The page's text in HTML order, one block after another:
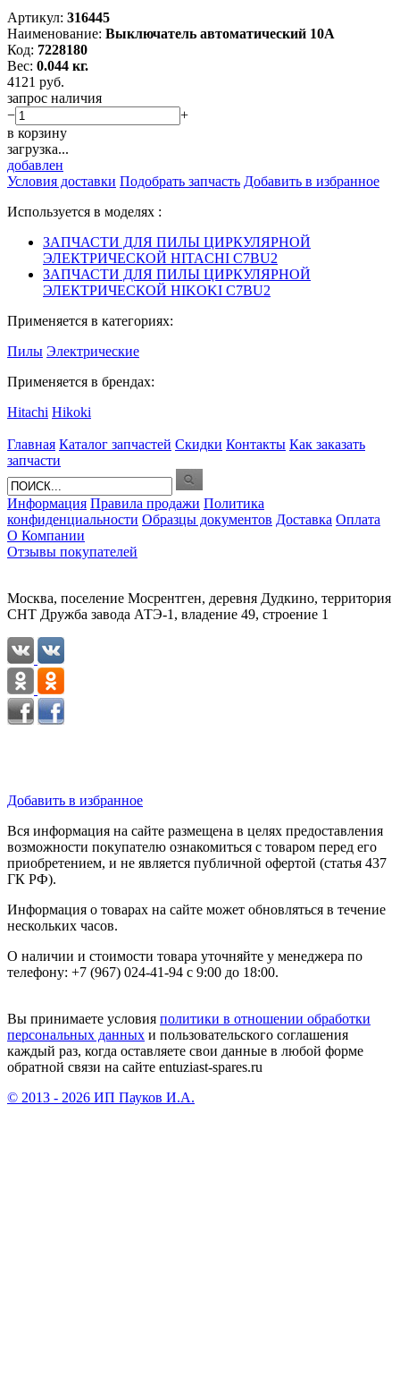
Артикул: 316445
Наименование: Выключатель автоматический 10А
Код: 7228180
Вес: 0.044 кг.
4121 руб.
запрос наличия
−
+
в корзину
загрузка...
добавлен
Условия доставки Подобрать запчасть Добавить в избранное
Используется в моделях :
ЗАПЧАСТИ ДЛЯ ПИЛЫ ЦИРКУЛЯРНОЙ
ЭЛЕКТРИЧЕСКОЙ HITACHI C7BU2
ЗАПЧАСТИ ДЛЯ ПИЛЫ ЦИРКУЛЯРНОЙ
ЭЛЕКТРИЧЕСКОЙ HIKOKI C7BU2
Применяется в категориях:
Пилы Электрические
Применяется в брендах:
Hitachi Hikoki
Главная Каталог запчастей Скидки Контакты Как заказать
запчасти
Информация Правила продажи Политика
конфиденциальности Образцы документов Доставка Оплата
О Компании
Отзывы покупателей
Москва, поселение Мосрентген, деревня Дудкино, территория
СНТ Дружба завода АТЭ-1, владение 49, строение 1
Добавить в избранное
Вся информация на сайте размещена в целях предоставления
возможности покупателю ознакомиться с товаром перед его
приобретением, и не является публичной офертой (статья 437
ГК РФ).
Информация о товарах на сайте может обновляться в течение
нескольких часов.
О наличии и стоимости товара уточняйте у менеджера по
телефону: +7 (967) 024-41-94 с 9:00 до 18:00.
Вы принимаете условия политики в отношении обработки
персональных данных и пользовательского соглашения
каждый раз, когда оставляете свои данные в любой форме
обратной связи на сайте entuziast-spares.ru
© 2013 - 2026 ИП Пауков И.А.